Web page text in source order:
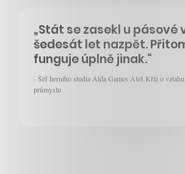
„Stát se zasekl u pásové
šedesát let nazpět.
funguje úplně jinak.“
- Šéf herního studia Alda Games Aleš Kříž o
průmyslu